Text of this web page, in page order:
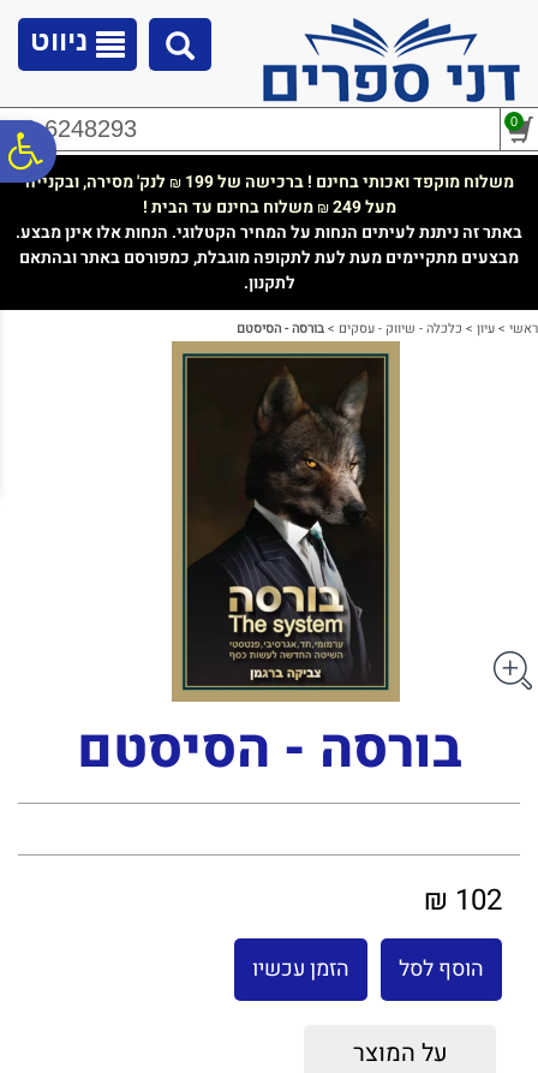
נגישות
ניווט
02-6248293 0
משלוח מוקפד ואכותי בחינם ! ברכישה של 199 ₪ לנק' מסירה, ובקנייה
מעל 249
₪משלוח בחינם עד הבית !
באתר זה ניתנת לעיתים הנחות על המחיר הקטלוגי. הנחות אלו אינן מבצע.
מבצעים מתקיימים מעת לעת לתקופה מוגבלת, כמפורסם באתר ובהתאם
לתקנון.
ראשי >עיון > כלכלה - שיווק - עסקים >בורסה - הסיסטם
בורסה - הסיסטם
102 ₪
הוסף לסל הזמן עכשיו
על המוצר